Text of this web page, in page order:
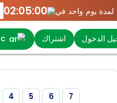
02:05:00
الدخول اشتراك Arabic
4 5 6
7